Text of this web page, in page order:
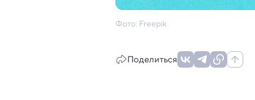
Фото: Freepik
Поделиться